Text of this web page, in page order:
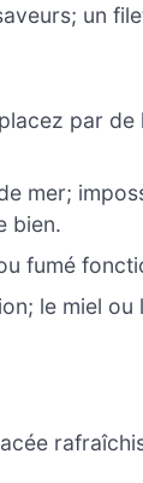
un
par de
mer;
bien.
fumé
le miel